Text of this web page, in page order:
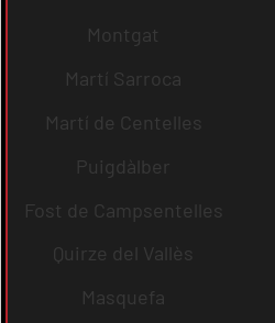
Montgat
Martí Sarroca
Martí de Centelles
Puigdàlber
Fost de Campsentelles
Quirze del Vallès
Masquefa